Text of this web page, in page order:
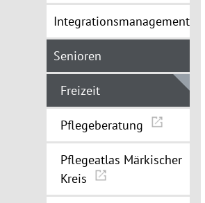
Integrationsmanagement
Senioren
Freizeit
Pflegeberatung
Pflegeatlas Märkischer
Kreis